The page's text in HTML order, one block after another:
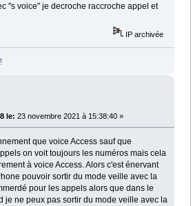
"s voice" je decroche raccroche appel et
IP archivée
le: 23 novembre 2021 à 15:38:40 »
que voice Access sauf que
on voit toujours les numéros mais cela
à voice Access. Alors c'est énervant
pouvoir sortir du mode veille avec la
pour les appels alors que dans le
je ne peux pas sortir du mode veille avec la